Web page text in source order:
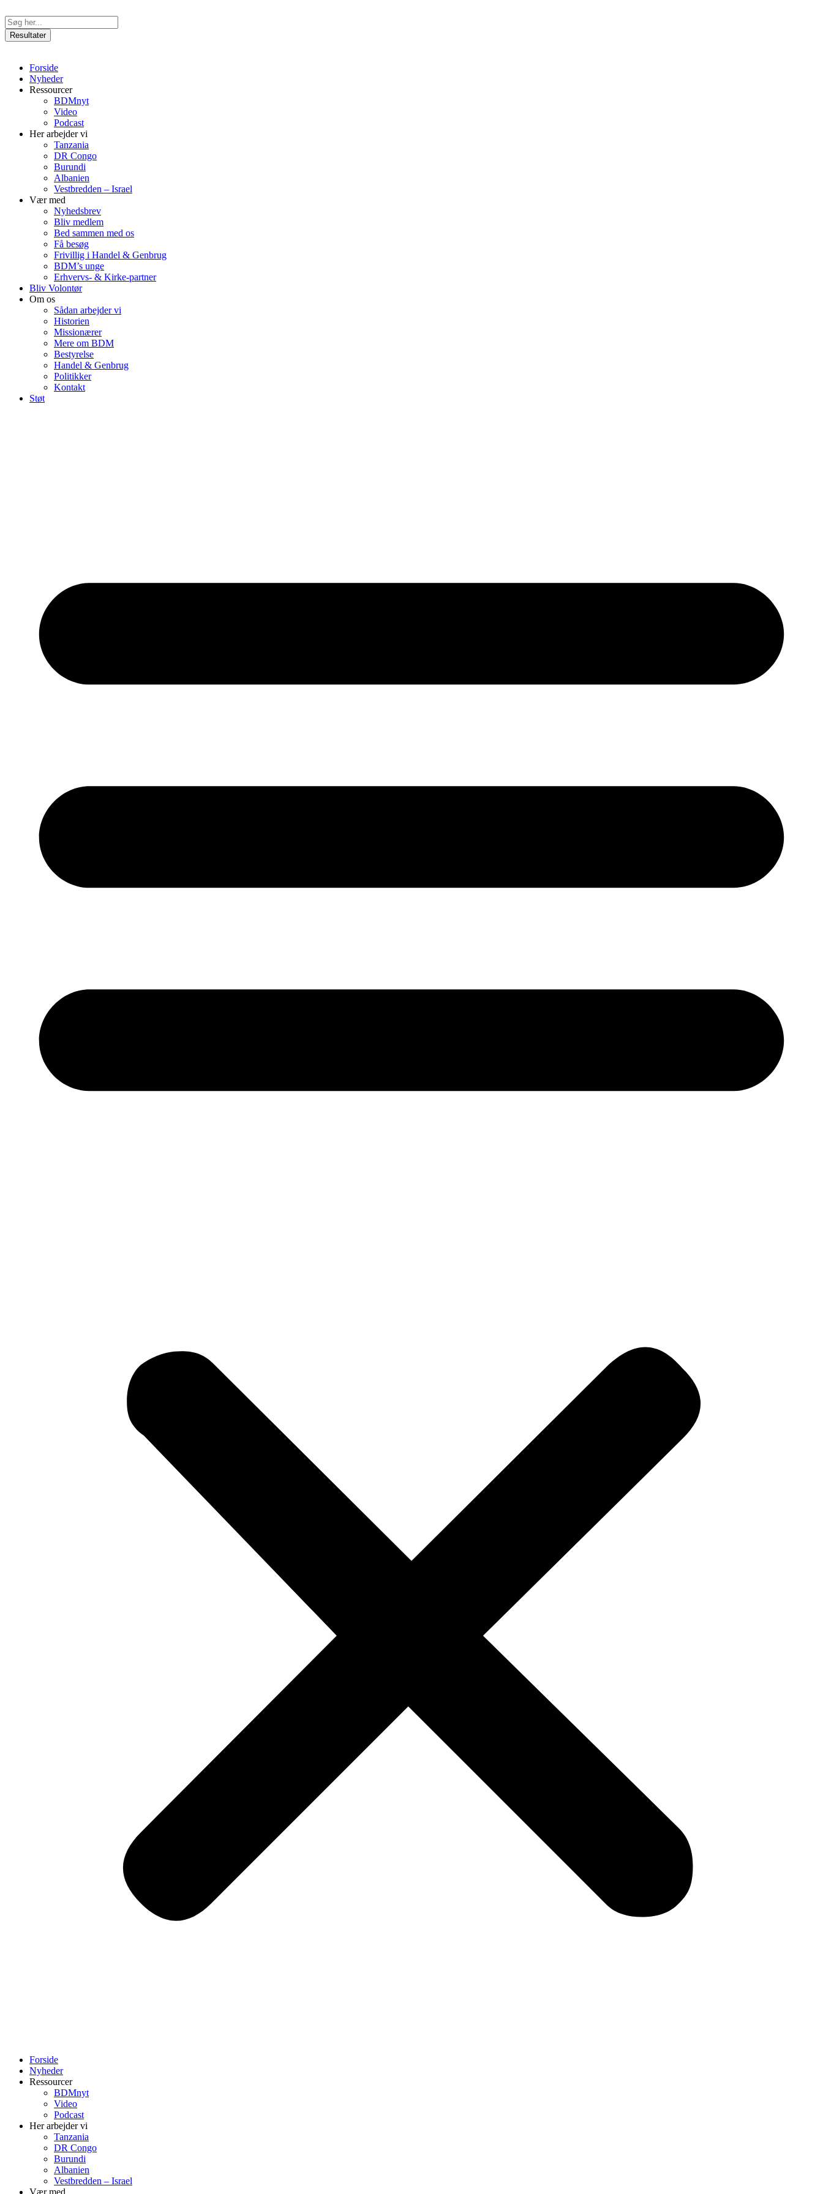
til
indhold
Search
...Resultater
Forside
Nyheder
Ressourcer
BDMnyt
Video
Podcast
Her arbejder vi
Tanzania
DR Congo
Burundi
Albanien
Vestbredden – Israel
Vær med
Nyhedsbrev
Bliv medlem
Bed sammen med os
Få besøg
Frivillig i Handel & Genbrug
BDM’s unge
Erhvervs- & Kirke-partner
Bliv Volontør
Om os
Sådan arbejder vi
Historien
Missionærer
Mere om BDM
Bestyrelse
Handel & Genbrug
Politikker
Kontakt
Støt
Forside
Nyheder
Ressourcer
BDMnyt
Video
Podcast
Her arbejder vi
Tanzania
DR Congo
Burundi
Albanien
Vestbredden – Israel
Vær med